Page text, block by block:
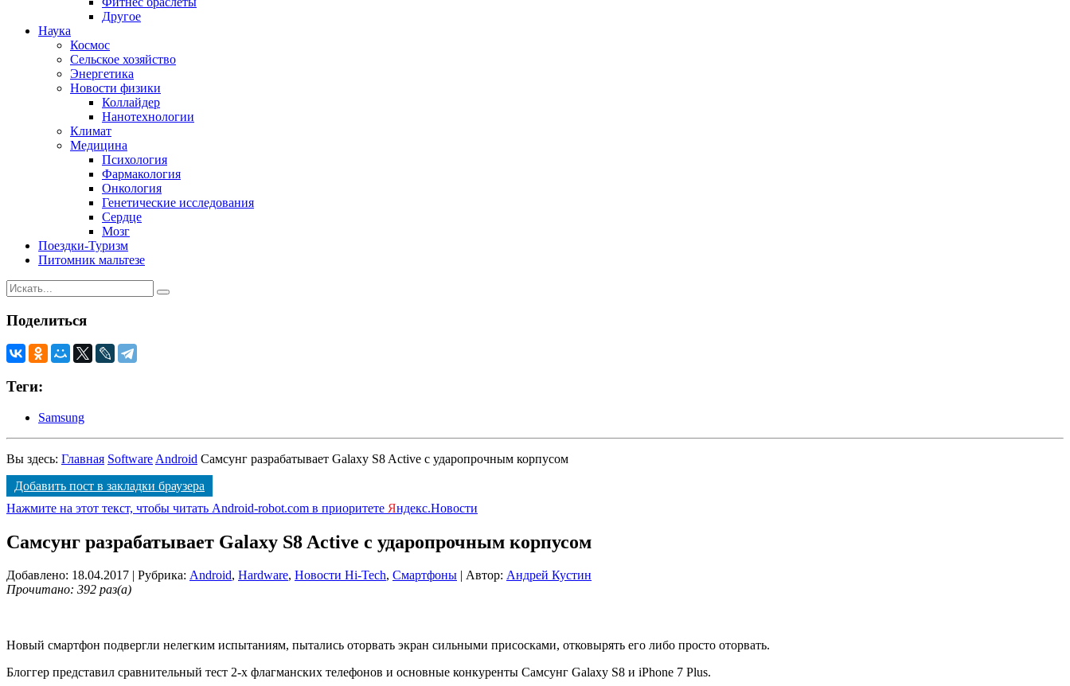
Другое
Наука
Космос
Сельское хозяйство
Энергетика
Новости физики
Коллайдер
Нанотехнологии
Климат
Медицина
Психология
Фармакология
Онкология
Генетические исследования
Сердце
Мозг
Поездки-Туризм
Питомник мальтезе
Поделиться
Теги:
Samsung
Вы здесь: Главная Software Android Самсунг разрабатывает Galaxy S8 Active с ударопрочным корпусом
Добавить пост в закладки браузера
Нажмите на этот текст, чтобы читать Android-robot.com в приоритете Яндекс.Новости
Самсунг разрабатывает Galaxy S8 Active с ударопрочным корпусом
Добавлено: 18.04.2017 | Рубрика: Android, Hardware, Новости Hi-Tech, Смартфоны | Автор: Андрей Кустин
Прочитано: 392 раз(а)
Новый смартфон подвергли нелегким испытаниям, пытались оторвать экран сильными присосками, отковырять его либо просто оторвать.
Блоггер представил сравнительный тест 2-х флагманских телефонов и основные конкуренты Самсунг Galaxy S8 и iPhone 7 Plus.